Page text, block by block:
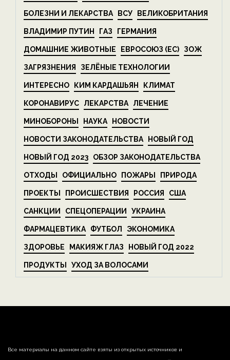
БОЛЕЗНИ И ЛЕКАРСТВА ВСУ ВЕЛИКОБРИТАНИЯ
ВЛАДИМИР ПУТИН ГАЗ ГЕРМАНИЯ
ДОМАШНИЕ ЖИВОТНЫЕ ЕВРОСОЮЗ (ЕС) ЗОЖ
ЗАГРЯЗНЕНИЯ ЗЕЛЁНЫЕ ТЕХНОЛОГИИ
ИНТЕРЕСНО КИМ КАРДАШЬЯН КЛИМАТ
КОРОНАВИРУС ЛЕКАРСТВА ЛЕЧЕНИЕ
МИНОБОРОНЫ НАУКА НОВОСТИ
НОВОСТИ ЗАКОНОДАТЕЛЬСТВА НОВЫЙ ГОД
НОВЫЙ ГОД 2023 ОБЗОР ЗАКОНОДАТЕЛЬСТВА
ОТХОДЫ ОФИЦИАЛЬНО ПОЖАРЫ ПРИРОДА
ПРОЕКТЫ ПРОИСШЕСТВИЯ РОССИЯ США
САНКЦИИ СПЕЦОПЕРАЦИИ УКРАИНА
ФАРМАЦЕВТИКА ФУТБОЛ ЭКОНОМИКА
ЗДОРОВЬЕ МАКИЯЖ ГЛАЗ НОВЫЙ ГОД 2022
ПРОДУКТЫ УХОД ЗА ВОЛОСАМИ
Все материалы на данном сайте взяты из открытых источников и